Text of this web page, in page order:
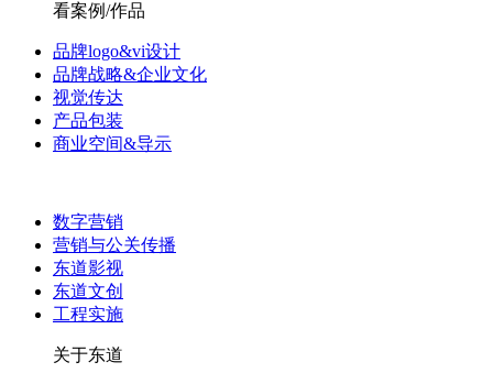
看案例/作品
品牌logo&vi设计
品牌战略&企业文化
视觉传达
产品包装
商业空间&导示
数字营销
营销与公关传播
东道影视
东道文创
工程实施
关于东道